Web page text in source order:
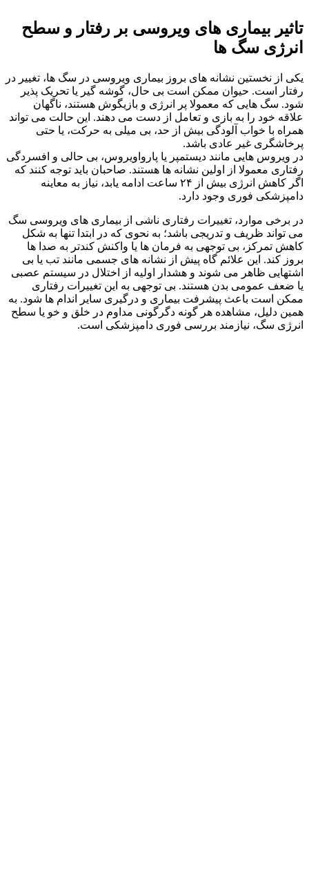
تاثیر بیماری های ویروسی بر رفتار و سطح
انرژی سگ ها
یکی از نخستین نشانه‌ های بروز بیماری ویروسی در سگ‌ ها، تغییر در
رفتار است. حیوان ممکن است بی‌ حال، گوشه‌ گیر یا تحریک‌ پذیر
شود. سگ‌ هایی که معمولا پر انرژی و بازیگوش‌ هستند، ناگهان
علاقه خود را به بازی و تعامل از دست می‌ دهند. این حالت می‌ تواند
همراه با خواب‌ آلودگی بیش از حد، بی‌ میلی به حرکت، یا حتی
پرخاشگری غیر عادی باشد.
در ویروس‌ هایی مانند دیستمپر یا پارواویروس، بی‌ حالی و افسردگی
رفتاری معمولا از اولین نشانه‌ ها هستند. صاحبان باید توجه کنند که
اگر کاهش انرژی بیش از ۲۴ ساعت ادامه یابد، نیاز به معاینه
دامپزشکی فوری وجود دارد.
در برخی موارد، تغییرات رفتاری ناشی از بیماری‌ های ویروسی سگ
می‌ تواند ظریف و تدریجی باشد؛ به‌ نحوی که در ابتدا تنها به شکل
کاهش تمرکز، بی‌ توجهی به فرمان‌ ها یا واکنش کندتر به صدا ها
بروز کند. این علائم گاه پیش از نشانه‌ های جسمی مانند تب یا بی‌
اشتهایی ظاهر می‌ شوند و هشدار اولیه‌ از اختلال در سیستم عصبی
یا ضعف عمومی بدن هستند. بی‌ توجهی به این تغییرات رفتاری
ممکن است باعث پیشرفت بیماری و درگیری سایر اندام‌ ها شود. به
همین دلیل، مشاهده هر گونه دگرگونی مداوم در خلق‌ و خو یا سطح
انرژی سگ، نیازمند بررسی فوری دامپزشکی است.